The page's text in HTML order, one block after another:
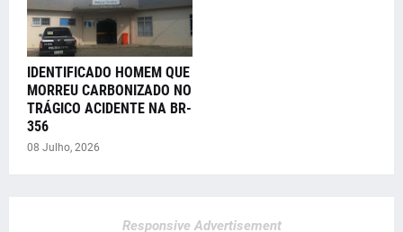
IDENTIFICADO HOMEM QUE
MORREU CARBONIZADO NO
TRÁGICO ACIDENTE NA BR-
356
08 Julho, 2026
Responsive Advertisement